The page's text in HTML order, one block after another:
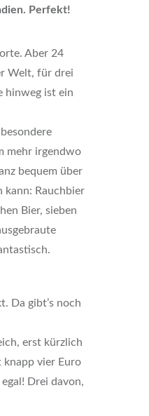
Perfekt!
Aber 24
Welt, für drei
hinweg ist ein
mehr irgendwo
bequem über
kann: Rauchbier
Bier, sieben
Da gibt’s noch
erst kürzlich
knapp vier Euro
Drei davon,